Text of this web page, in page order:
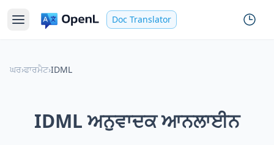
Doc Translator
ਘਰ›ਫਾਰਮੈਟ›IDML
IDML ਅਨੁਵਾਦਕ ਆਨਲਾਈਨ